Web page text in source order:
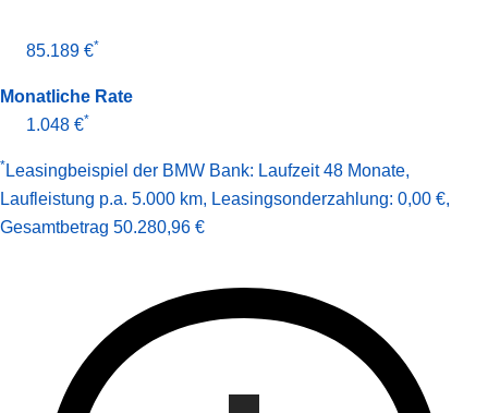
85.189 €*
Monatliche Rate
1.048 €*
*Leasingbeispiel der BMW Bank: Laufzeit 48 Monate,
Laufleistung p.a. 5.000 km, Leasingsonderzahlung: 0,00 €,
Gesamt­betrag 50.280,96 €